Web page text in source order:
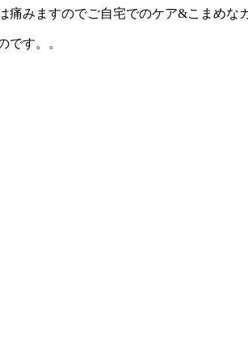
みますのでご自宅でのケア&こまめな
です。。